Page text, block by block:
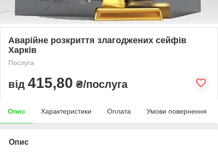
Аварійне розкриття злагоджених сейфів
Харків
Послуга
від 415,80 ₴/послуга
Опис Характеристики Оплата Умови повернення
Опис